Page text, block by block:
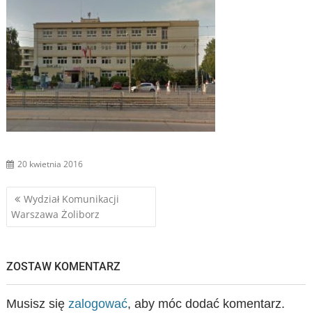
20 kwietnia 2016
Nawigacja
wpisu
Wydział Komunikacji
Warszawa Żoliborz
ZOSTAW KOMENTARZ
Musisz się zalogować, aby móc dodać komentarz.